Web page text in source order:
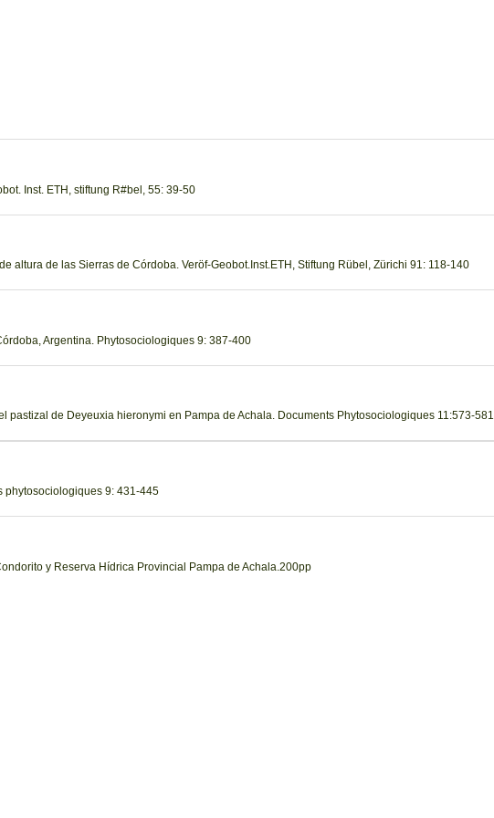
Inst. ETH, stiftung R#bel, 55: 39-50
de las Sierras de Córdoba. Veröf-Geobot.Inst.ETH, Stiftung Rübel, Zürichi 91: 118-140
Argentina. Phytosociologiques 9: 387-400
de Deyeuxia hieronymi en Pampa de Achala. Documents Phytosociologiques 11:573-581
phytosociologiques 9: 431-445
y Reserva Hídrica Provincial Pampa de Achala.200pp